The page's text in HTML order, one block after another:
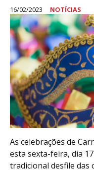
16/02/2023 NOTÍCIAS
As celebrações de
esta sexta-feira, dia
tradicional desfile das